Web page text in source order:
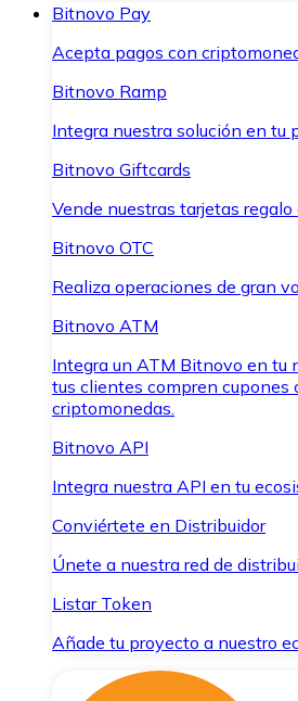
Bitnovo Pay
Acepta pagos con
Bitnovo Ramp
Integra nuestra solución en tu
Bitnovo Giftcards
Vende nuestras tarjetas regalo
Bitnovo OTC
Realiza operaciones de gran
Bitnovo ATM
Integra un ATM Bitnovo en tu
tus clientes compren cupones
criptomonedas.
Bitnovo API
Integra nuestra API en tu
Conviértete en Distribuidor
Únete a nuestra red de
Listar Token
Añade tu proyecto a nuestro